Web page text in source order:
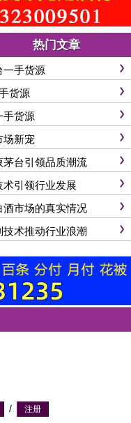
热门文章
一手货源
货源
手货源
场新宠
台引领品质潮流
引领行业发展
市场的真实情况
术推动行业浪潮
/